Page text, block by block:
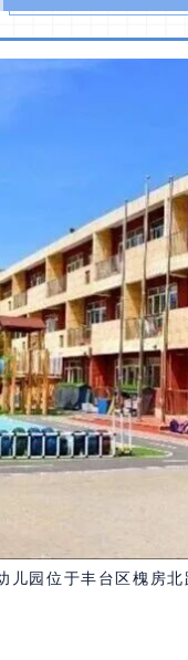
儿园位于丰台区槐房